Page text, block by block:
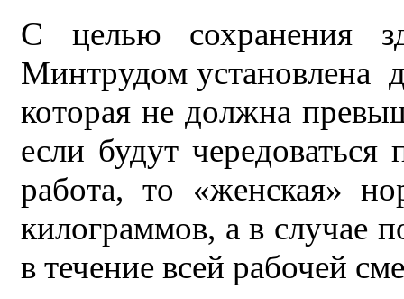
С целью сохранения
Минтрудом установлена
которая не должна
если будут
работа, то «женская»
килограммов, а в случае
в течение всей рабочей